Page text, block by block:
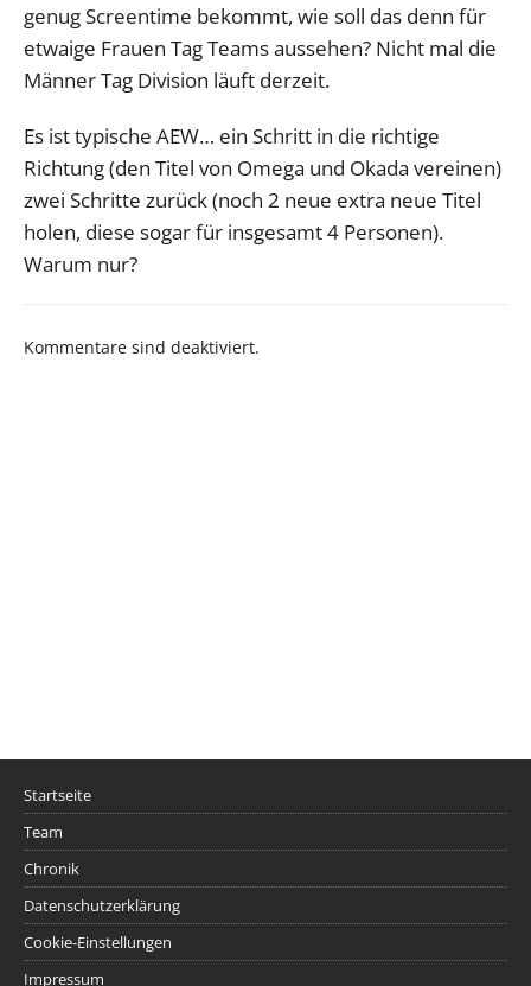
genug Screentime bekommt, wie soll das denn für
etwaige Frauen Tag Teams aussehen? Nicht mal die
Männer Tag Division läuft derzeit.
Es ist typische AEW… ein Schritt in die richtige
Richtung (den Titel von Omega und Okada vereinen)
zwei Schritte zurück (noch 2 neue extra neue Titel
holen, diese sogar für insgesamt 4 Personen).
Warum nur?
Kommentare sind deaktiviert.
Startseite
Team
Chronik
Datenschutzerklärung
Cookie-Einstellungen
Impressum